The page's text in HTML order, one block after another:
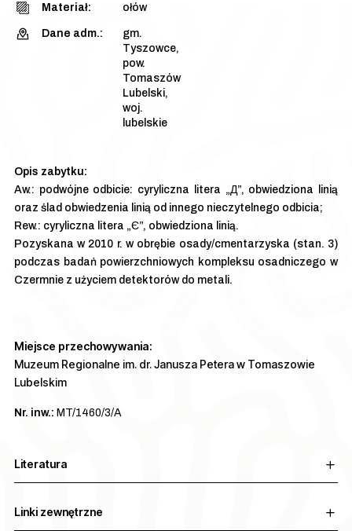
Materiał: ołów
Dane adm.:
gm.
Tyszowce,
pow.
Tomaszów
Lubelski,
woj.
lubelskie
Aw.: podwójne odbicie: cyryliczna litera „Д”, obwiedziona linią
oraz ślad obwiedzenia linią od innego nieczytelnego odbicia;
Rew.: cyryliczna litera „Є”, obwiedziona linią.
Pozyskana w 2010 r. w obrębie osady/cmentarzyska (stan. 3)
podczas badań powierzchniowych kompleksu osadniczego w
Czermnie z użyciem detektorów do metali.
Miejsce przechowywania:
Muzeum Regionalne im. dr. Janusza Petera w Tomaszowie
Lubelskim
Nr. inw.: MT/1460/3/A
Literatura
Linki zewnętrzne